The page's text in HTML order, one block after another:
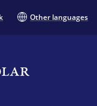
Other languages